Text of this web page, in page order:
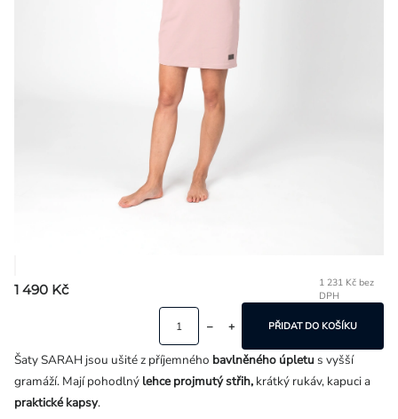
1 490 Kč
1 231 Kč bez
DPH
PŘIDAT DO KOŠÍKU
Šaty SARAH jsou ušité z příjemného bavlněného úpletus vyšší
gramáží. Mají pohodlný lehce projmutý střih, krátký rukáv, kapuci a
praktické kapsy.